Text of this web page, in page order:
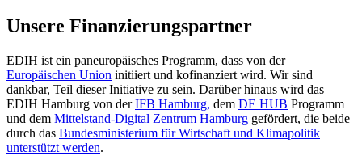
Unsere Finanzierungspartner
EDIH ist ein paneuropäisches Programm, dass von der
Europäischen Union initiiert und kofinanziert wird. Wir sind
dankbar, Teil dieser Initiative zu sein. Darüber hinaus wird das
EDIH Hamburg von derIFB Hamburg, dem DE HUB Programm
und dem Mittelstand-Digital Zentrum Hamburg gefördert, die beide
durch das Bundesministerium für Wirtschaft und Klimapolitik
unterstützt werden.